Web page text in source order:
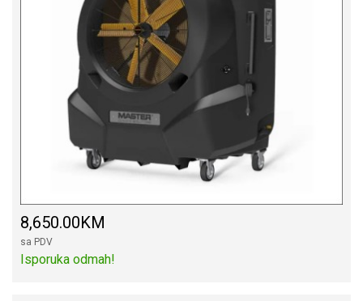
8,650.00KM
sa PDV
Isporuka odmah!